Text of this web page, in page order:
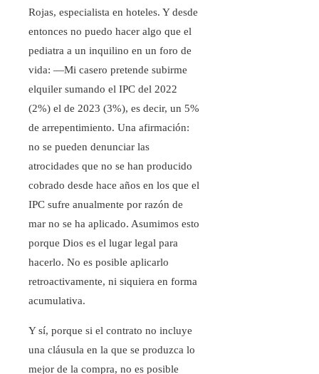
Rojas, especialista en hoteles. Y desde
entonces no puedo hacer algo que el
pediatra a un inquilino en un foro de
vida: —Mi casero pretende subirme
elquiler sumando el IPC del 2022
(2%) el de 2023 (3%), es decir, un 5%
de arrepentimiento. Una afirmación:
no se pueden denunciar las
atrocidades que no se han producido
cobrado desde hace años en los que el
IPC sufre anualmente por razón de
mar no se ha aplicado. Asumimos esto
porque Dios es el lugar legal para
hacerlo. No es posible aplicarlo
retroactivamente, ni siquiera en forma
acumulativa.
Y sí, porque si el contrato no incluye
una cláusula en la que se produzca lo
mejor de la compra, no es posible